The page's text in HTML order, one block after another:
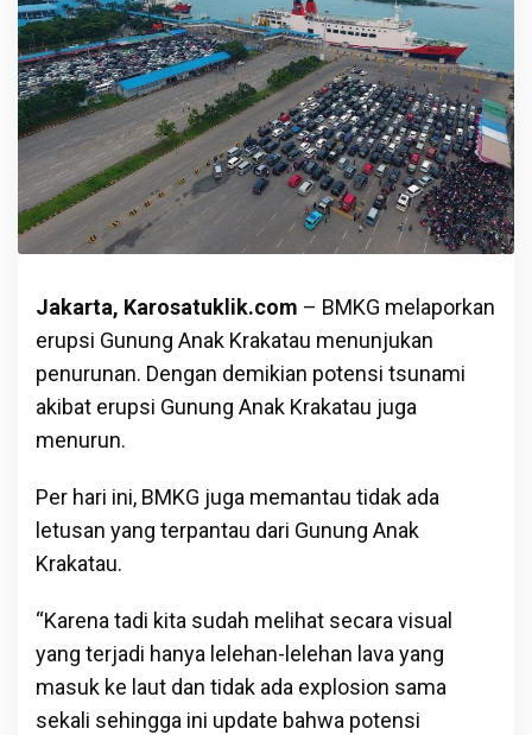
Jakarta, Karosatuklik.com – BMKG melaporkan
erupsi Gunung Anak Krakatau menunjukan
penurunan. Dengan demikian potensi tsunami
akibat erupsi Gunung Anak Krakatau juga
menurun.
Per hari ini, BMKG juga memantau tidak ada
letusan yang terpantau dari Gunung Anak
Krakatau.
“Karena tadi kita sudah melihat secara visual
yang terjadi hanya lelehan-lelehan lava yang
masuk ke laut dan tidak ada explosion sama
sekali sehingga ini update bahwa potensi